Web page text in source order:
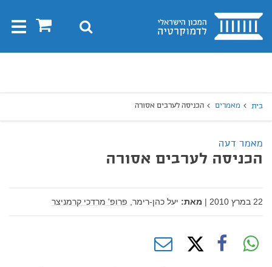
בית 0 חיפוש
בית מאמרים הכניסה לערבים אסורה
מאמר דעה
הכניסה לערבים אסורה
22 במרץ 2010 | מאת: יעל כהן-רימר, פרופ' מרדכי קרמניצר